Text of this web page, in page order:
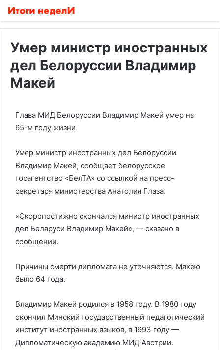
Умер министр иностранных
дел Белоруссии Владимир
Макей
Глава МИД Белоруссии Владимир Макей умер на
65-м году жизни
Умер министр иностранных дел Белоруссии
Владимир Макей, сообщает белорусское
госагентство «БелТА» со ссылкой на пресс-
секретаря министерства Анатолия Глаза.
«Скоропостижно скончался министр иностранных
дел Беларуси Владимир Макей», — сказано в
сообщении.
Причины смерти дипломата не уточняются. Макею
было 64 года.
Владимир Макей родился в 1958 году. В 1980 году
окончил Минский государственный педагогический
институт иностранных языков, в 1993 году —
Дипломатическую академию МИД Австрии.